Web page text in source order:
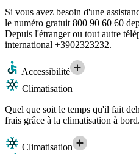
Si vous avez besoin d'une
le numéro gratuit 800 90 60 60
Depuis l'étranger ou tout autre
international +3902323232.
Accessibilité
Climatisation
Quel que soit le temps qu'il fait
frais grâce à la climatisation à bord.
Climatisation